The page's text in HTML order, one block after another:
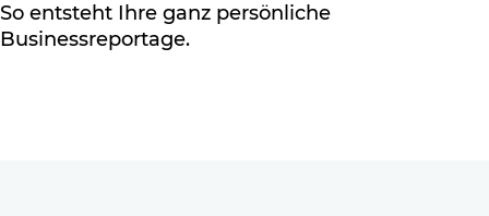
So entsteht Ihre ganz persönliche
Businessreportage.